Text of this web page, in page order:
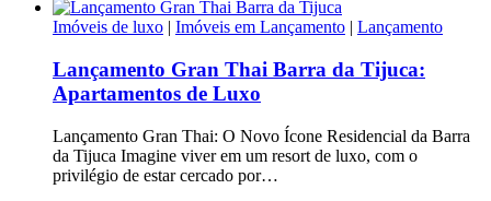
Imóveis de luxo | Imóveis em Lançamento | Lançamento
Lançamento Gran Thai Barra da Tijuca:
Apartamentos de Luxo
Lançamento Gran Thai: O Novo Ícone Residencial da Barra
da Tijuca Imagine viver em um resort de luxo, com o
privilégio de estar cercado por…